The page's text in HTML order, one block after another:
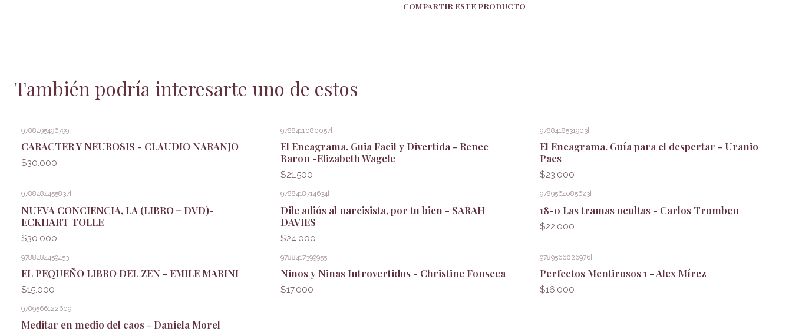
COMPARTIR ESTE PRODUCTO
También podría interesarte uno de estos
9788495496799
CARACTER Y NEUROSIS - CLAUDIO NARANJO
$30.000
9788411080057|
El Eneagrama. Guia Facil y Divertida - Renee
Baron -Elizabeth Wagele
$21.500
9788418531903|
El Eneagrama. Guía para el despertar - Uranio
Paes
$23.000
9788484455837
NUEVA CONCIENCIA, LA (LIBRO + DVD)-
ECKHART TOLLE
$30.000
9788418714634|
Dile adiós al narcisista, por tu bien - SARAH
DAVIES
$24.000
9789564085623|
18-0 Las tramas ocultas - Carlos Tromben
$22.000
9788484459453|
EL PEQUEÑO LIBRO DEL ZEN - EMILE MARINI
$15.000
9788417399955|
Ninos y Ninas Introvertidos - Christine Fonseca
$17.000
9789566026976|
Perfectos Mentirosos 1 - Alex Mírez
$16.000
9789566122609
Meditar en medio del caos - Daniela Morel